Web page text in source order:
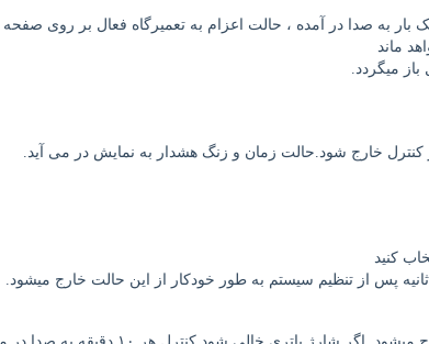
بار به صدا در آمده ، حالت اعزام به تعمیرگاه فعال بر روی
می­گردد.